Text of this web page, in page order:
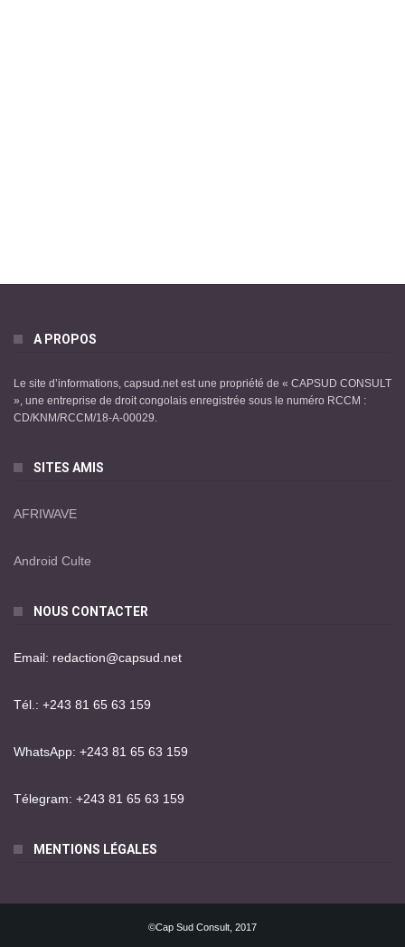
A PROPOS
Le site d’informations, capsud.net est une propriété de « CAPSUD CONSULT
», une entreprise de droit congolais enregistrée sous le numéro RCCM :
CD/KNM/RCCM/18-A-00029.
SITES AMIS
AFRIWAVE
Android Culte
NOUS CONTACTER
Email: redaction@capsud.net
Tél.: +243 81 65 63 159
WhatsApp: +243 81 65 63 159
Télegram: +243 81 65 63 159
MENTIONS LÉGALES
©Cap Sud Consult, 2017